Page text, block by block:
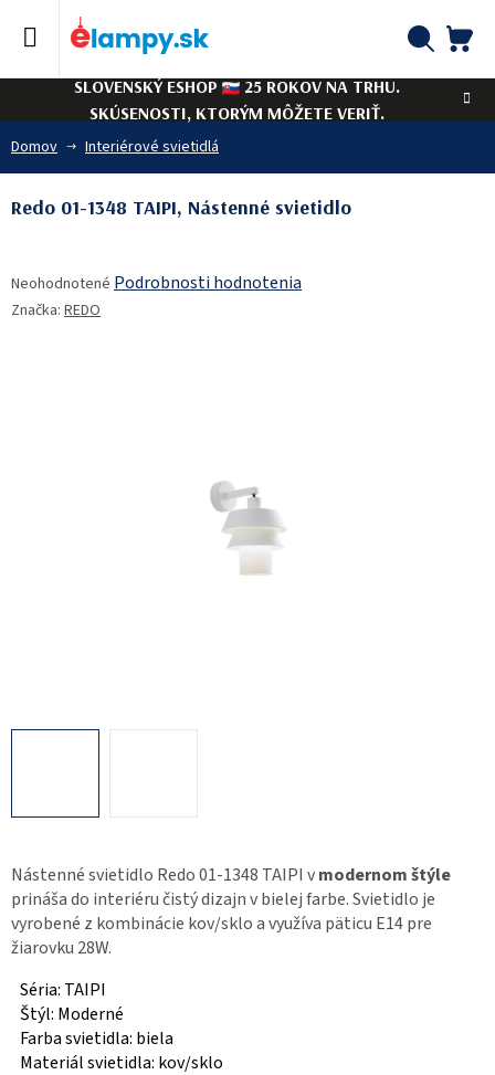
SLOVENSKÝ ESHOP
25 ROKOV NA TRHU.
SKÚSENOSTI, KTORÝM MÔŽETE VERIŤ.
Domov Interiérové svietidlá
Nástenné svietidlo Redo 01-1348 TAIPI vmodernom štýle
prináša do interiéru čistý dizajn v bielej farbe. Svietidlo je
vyrobené z kombinácie kov/sklo a využíva päticu E14 pre
žiarovku 28W.
Séria: TAIPI
Štýl: Moderné
Farba svietidla: biela
Materiál svietidla: kov/sklo
Redo 01-1348 TAIPI, Nástenné svietidlo
hodnotenie
produktu
Neohodnotené Podrobnosti hodnotenia
Značka: REDO